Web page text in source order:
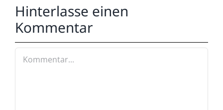
Hinterlasse einen
Kommentar